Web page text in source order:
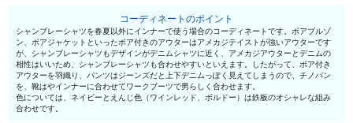
コーディネートのポイント
シャンブレーシャツを春夏以外にインナーで使う場合のコーディネートです。ボアブルゾ
ン、ボアジャケットといったボア付きのアウターはアメカジテイストが強いアウターです
が、シャンブレーシャツもデザインがデニムシャツに近く、アメカジアウターとデニムの
相性はいいため、シャンブレーシャツも合わせやすいといえます。したがって、ボア付き
アウターを羽織り、パンツはジーンズだと上下デニムっぽく見えてしまうので、チノパン
を、靴はやインナーに合わせてワークブーツで男らしく合わせます。
色については、ネイビーとえんじ色（ワインレッド、ボルドー）は鉄板のオシャレな組み
合わせです。